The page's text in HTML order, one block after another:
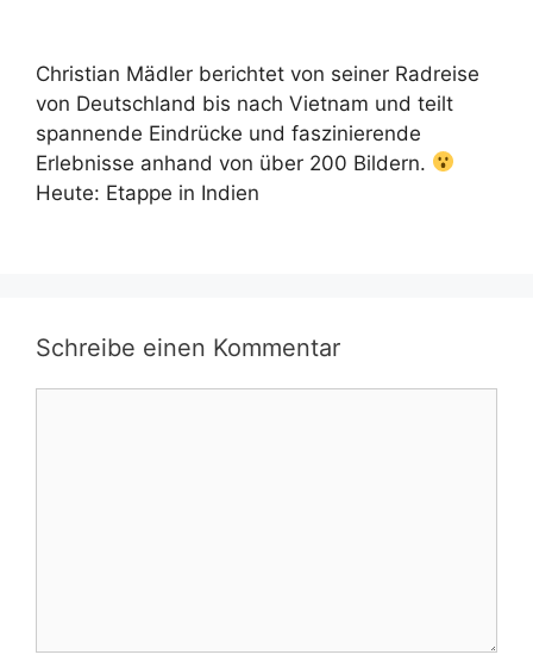
Christian Mädler berichtet von seiner Radreise
von Deutschland bis nach Vietnam und teilt
spannende Eindrücke und faszinierende
Erlebnisse anhand von über 200 Bildern.
Heute: Etappe in Indien
Schreibe einen Kommentar